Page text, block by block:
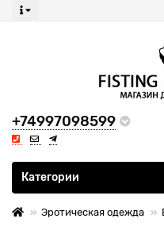
+74997098599
Все категории
Категории
Эротическая одежда